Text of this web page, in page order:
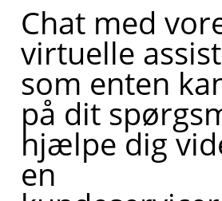
Chat med
virtuelle
som enten
på dit
hjælpe dig
en